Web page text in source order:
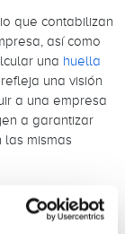
que contabilizan
así como
una huella
una visión
a una empresa
a garantizar
mismas